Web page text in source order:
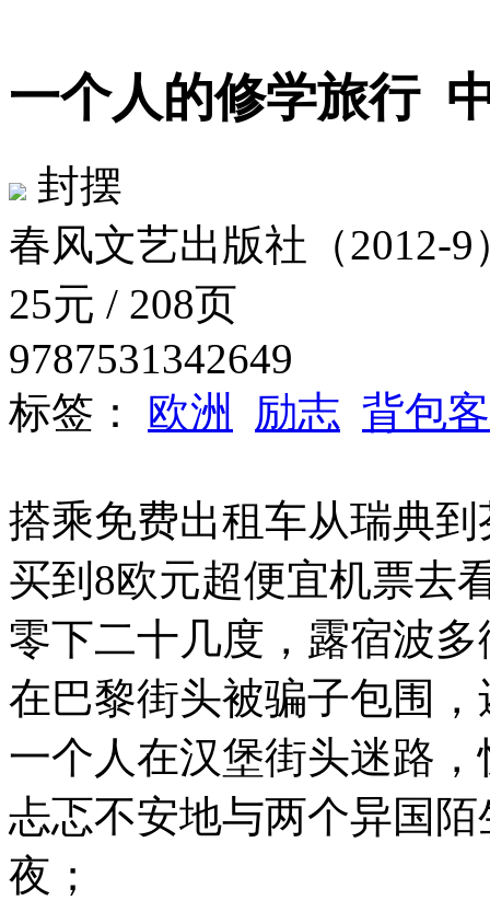
一个人的修学旅行
封摆
春风文艺出版社（2012-9
25元 / 208页
9787531342649
标签： 欧洲 励志 背包客
搭乘免费出租车从瑞典到
买到8欧元超便宜机票去
零下二十几度，露宿波
在巴黎街头被骗子包围
一个人在汉堡街头迷路
忐忑不安地与两个异国
夜；